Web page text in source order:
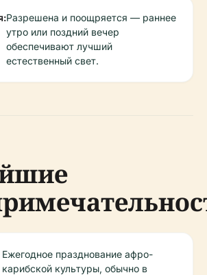
Разрешена и поощряется — раннее
утро или поздний вечер
обеспечивают лучший
естественный свет.
Ежегодное празднование афро-
карибской культуры, обычно в